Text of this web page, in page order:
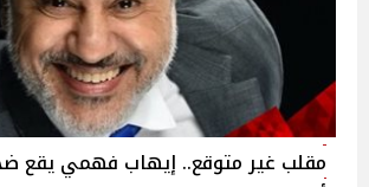
مقلب غير متوقع.. إيهاب فهمي يقع